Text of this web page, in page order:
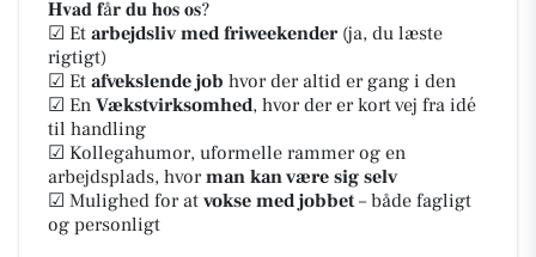
𝐇𝐯𝐚𝐝 𝐟å𝐫 𝐝𝐮 𝐡𝐨𝐬 𝐨𝐬?
☑ Et arbejdsliv med friweekender (ja, du læste
rigtigt)
☑ Et afvekslende job hvor der altid er gang i den
☑ En Vækstvirksomhed, hvor der er kort vej fra idé
til handling
☑ Kollegahumor, uformelle rammer og en
arbejdsplads, hvorman kan være sig selv
☑ Mulighed for at vokse med jobbet– både fagligt
og personligt